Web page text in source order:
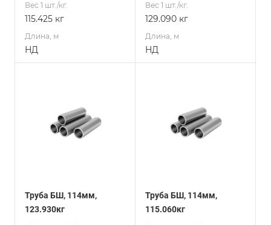
Вес 1 шт./кг.
115.425 кг
Длина, м
НД
Вес 1 шт./кг.
129.090 кг
Длина, м
НД
Труба БШ, 114мм,
123.930кг
Труба БШ, 114мм,
115.060кг